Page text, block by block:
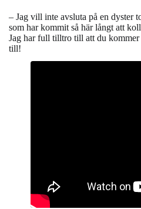
– Jag vill inte avsluta på en dyster
som har kommit så här långt att
Jag har full tilltro till att du kommer
till!